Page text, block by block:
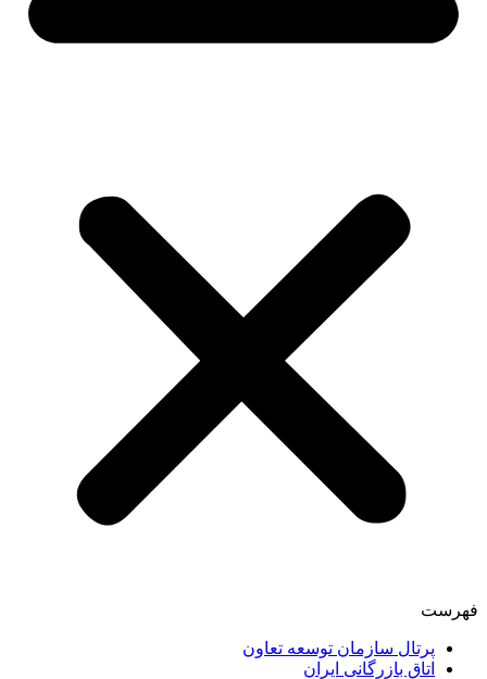
فهرست
پرتال سازمان توسعه تعاون
اتاق بازرگانی ایران